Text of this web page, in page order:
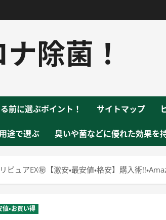
除菌！
前に選ぶポイント！ サイトマップ
用途で選ぶ 臭いや菌などに優れた効果を
ピュアEX㊙【激安・最安値・格安】購入術!!・
・お買い得